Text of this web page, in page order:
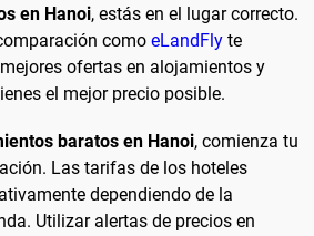
en Hanoi, estás en el lugar correcto.
como eLandFly te
ofertas en alojamientos y
el mejor precio posible.
baratos en Hanoi, comienza tu
Las tarifas de los hoteles
dependiendo de la
Utilizar alertas de precios en